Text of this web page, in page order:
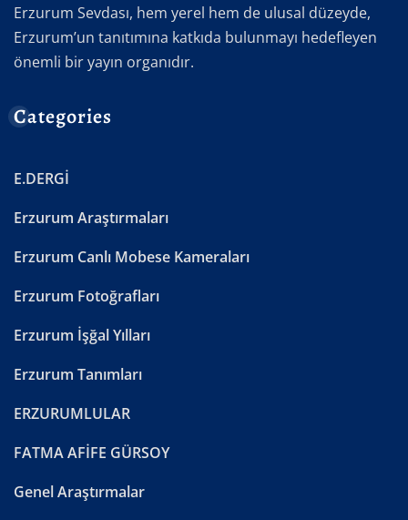
Erzurum Sevdası, hem yerel hem de ulusal düzeyde,
Erzurum’un tanıtımına katkıda bulunmayı hedefleyen
önemli bir yayın organıdır.
Categories
E.DERGİ
Erzurum Araştırmaları
Erzurum Canlı Mobese Kameraları
Erzurum Fotoğrafları
Erzurum İşğal Yılları
Erzurum Tanımları
ERZURUMLULAR
FATMA AFİFE GÜRSOY
Genel Araştırmalar